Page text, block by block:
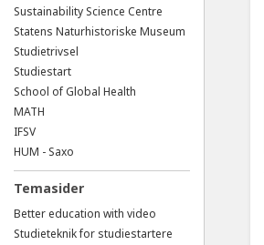
Sustainability Science Centre
Statens Naturhistoriske Museum
Studietrivsel
Studiestart
School of Global Health
MATH
IFSV
HUM - Saxo
Temasider
Better education with video
Studieteknik for studiestartere